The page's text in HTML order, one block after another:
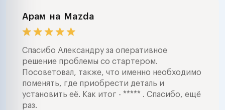
Арам на Mazda
Спасибо Александру за оперативное
решение проблемы со стартером.
Посоветовал, также, что именно необходимо
поменять, где приобрести деталь и
установить её. Как итог - ***** . Спасибо, ещё
раз.